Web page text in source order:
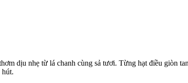
dịu nhẹ từ lá chanh cùng sả tươi. Từng hạt điều giòn
hút.